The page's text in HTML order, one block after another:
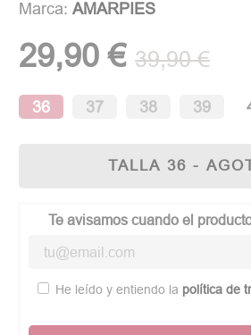
Marca:AMARPIES
29,90 € 39,90 €
36 37 38 39
TALLA 36 -
Te avisamos cuando el
He leído y entiendo la política de